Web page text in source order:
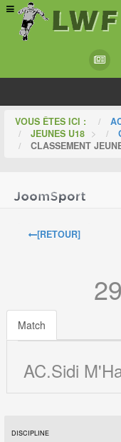
VOUS ÊTES ICI :
JEUNES U18 >
CLASSEMENT
[RETOUR]
Match
AC.Sidi
DISCIPLINE